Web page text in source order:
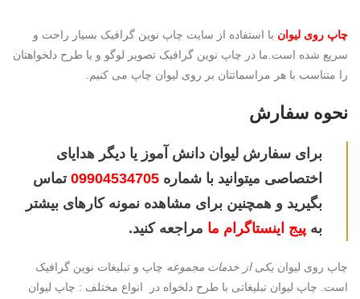
چاپ روی لیوان با استفاده از سایت چاپ نوین گرافیک بسیار راحت و
سریع شده است.ما در چاپ نوین گرافیک تصویر لوگو و یا طرح دلخواهتان
را متناسب با هر مراسماتتان بر روی لیوان چاپ می کنیم.
نحوه سفارش
برای سفارش لیوان دانش آموز یا دیگر هدایای
اختصاصی میتوانید با شماره 09904534705 تماس
بگیرید و همچنین برای مشاهده نمونه کارهای بیشتر
به پیج اینستاگرام ما مراجعه کنید.
چاپ روی لیوان یکی از خدمات مجموعه چاپ و تبلیغات نوین گرافیک
است. چاپ لیوان تبلیغاتی با طرح دلخواه در انواع مختلف : چاپ لیوان